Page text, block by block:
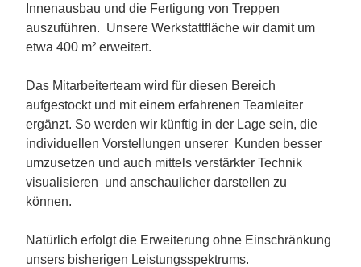
Innenausbau und die Fertigung von Treppen
auszuführen. Unsere Werkstattfläche wir damit um
etwa 400 m² erweitert.
Das Mitarbeiterteam wird für diesen Bereich
aufgestockt und mit einem erfahrenen Teamleiter
ergänzt. So werden wir künftig in der Lage sein, die
individuellen Vorstellungen unserer Kunden besser
umzusetzen und auch mittels verstärkter Technik
visualisieren und anschaulicher darstellen zu
können.
Natürlich erfolgt die Erweiterung ohne Einschränkung
unsers bisherigen Leistungsspektrums.